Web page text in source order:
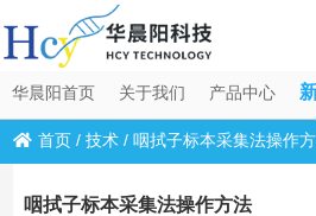
华晨阳首页 关于我们 产品中心
首页 /技术 /咽拭子标本采集法操作
咽拭子标本采集法操作方法